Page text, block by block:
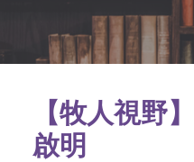
【牧人視野】
啟明